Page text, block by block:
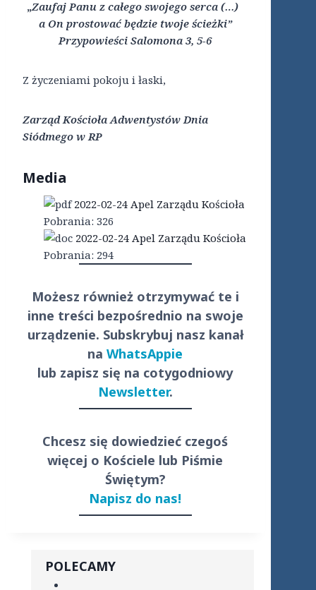
„Zaufaj Panu z całego swojego serca (…)
a On prostować będzie twoje ścieżki”
Przypowieści Salomona 3, 5-6
Z życzeniami pokoju i łaski,
Zarząd Kościoła Adwentystów Dnia
Siódmego w RP
Media
2022-02-24 Apel Zarządu Kościoła
Pobrania: 326
2022-02-24 Apel Zarządu Kościoła
Pobrania: 294
Możesz również otrzymywać te i
inne treści bezpośrednio na swoje
urządzenie. Subskrybuj nasz kanał
naWhatsAppie
lub zapisz się na cotygodniowy
Newsletter.
Chcesz się dowiedzieć czegoś
więcej o Kościele lub Piśmie
Świętym?
Napisz do nas!
POLECAMY